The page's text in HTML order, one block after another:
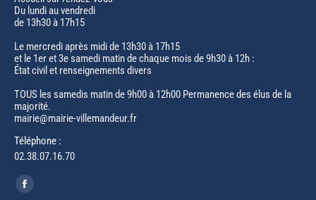
Du lundi au vendredi
de 13h30 à 17h15
Le mercredi après midi de 13h30 à 17h15
et le 1er et 3e samedi matin de chaque mois de 9h30 à 12h :
État civil et renseignements divers
TOUS les samedis matin de 9h00 à 12h00 Permanence des élus de la
majorité.
mairie@mairie-villemandeur.fr
Téléphone :
02.38.07.16.70
Trouvez nous sur :
Facebook